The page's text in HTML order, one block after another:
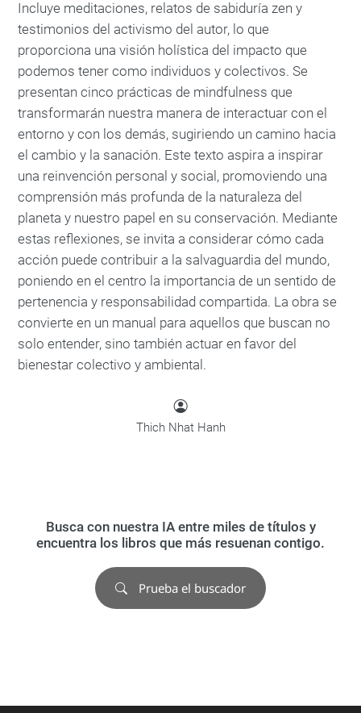
Incluye meditaciones, relatos de sabiduría zen y
testimonios del activismo del autor, lo que
proporciona una visión holística del impacto que
podemos tener como individuos y colectivos. Se
presentan cinco prácticas de mindfulness que
transformarán nuestra manera de interactuar con el
entorno y con los demás, sugiriendo un camino hacia
el cambio y la sanación. Este texto aspira a inspirar
una reinvención personal y social, promoviendo una
comprensión más profunda de la naturaleza del
planeta y nuestro papel en su conservación. Mediante
estas reflexiones, se invita a considerar cómo cada
acción puede contribuir a la salvaguardia del mundo,
poniendo en el centro la importancia de un sentido de
pertenencia y responsabilidad compartida. La obra se
convierte en un manual para aquellos que buscan no
solo entender, sino también actuar en favor del
bienestar colectivo y ambiental.
Thich Nhat Hanh
Busca con nuestra IA entre miles de títulos y
encuentra los libros que más resuenan contigo.
Prueba el buscador